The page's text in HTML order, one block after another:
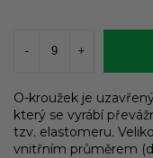
O-kroužek je
který se vyrábí
tzv. elastomeru.
vnitřním průměrem